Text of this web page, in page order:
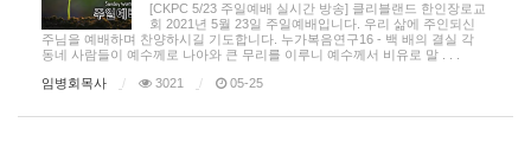
[CKPC 5/23 주일예배 실시간 방송] 클리블랜드 한인장로교
회 2021년 5월 23일 주일예배입니다. 우리 삶에 주인되신
주님을 예배하며 찬양하시길 기도합니다. 누가복음연구16 - 백 배의 결실 각
동네 사람들이 예수께로 나아와 큰 무리를 이루니 예수께서 비유로 말 . . .
임병회목사
3021 05-25